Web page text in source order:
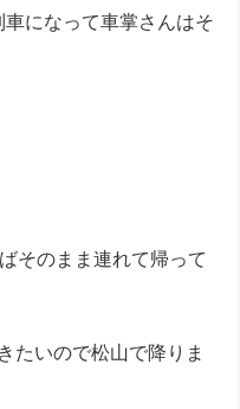
になって車掌さんはそ
そのまま連れて帰って
たいので松山で降りま